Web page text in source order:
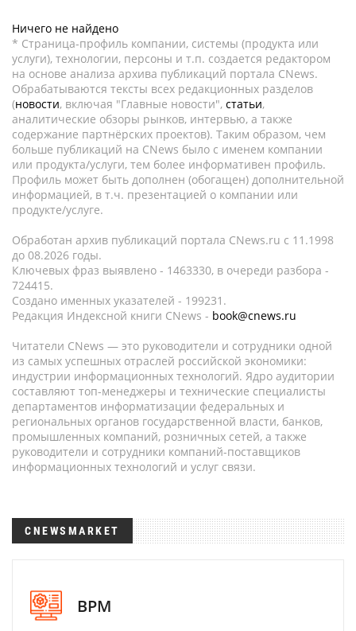
Ничего не найдено
* Страница-профиль компании, системы (продукта или
услуги), технологии, персоны и т.п. создается редактором
на основе анализа архива публикаций портала CNews.
Обрабатываются тексты всех редакционных разделов
(новости, включая "Главные новости", статьи,
аналитические обзоры рынков, интервью, а также
содержание партнёрских проектов). Таким образом, чем
больше публикаций на CNews было с именем компании
или продукта/услуги, тем более информативен профиль.
Профиль может быть дополнен (обогащен) дополнительной
информацией, в т.ч. презентацией о компании или
продукте/услуге.
Обработан архив публикаций портала CNews.ru c 11.1998
до 08.2026 годы.
Ключевых фраз выявлено - 1463330, в очереди разбора -
724415.
Создано именных указателей - 199231.
Редакция Индексной книги CNews - book@cnews.ru
Читатели CNews — это руководители и сотрудники одной
из самых успешных отраслей российской экономики:
индустрии информационных технологий. Ядро аудитории
составляют топ-менеджеры и технические специалисты
департаментов информатизации федеральных и
региональных органов государственной власти, банков,
промышленных компаний, розничных сетей, а также
руководители и сотрудники компаний-поставщиков
информационных технологий и услуг связи.
CNEWSMARKET
BPM